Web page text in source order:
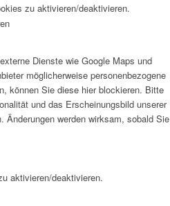
zu aktivieren/deaktivieren.
Dienste wie Google Maps und
möglicherweise personenbezogene
können Sie diese hier blockieren. Bitte
und das Erscheinungsbild unserer
Änderungen werden wirksam, sobald Sie
aktivieren/deaktivieren.